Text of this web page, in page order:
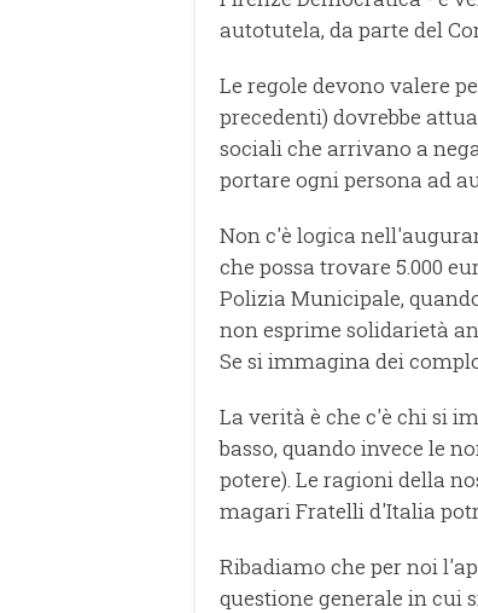
autotutela, da parte del
Le regole devono valere
precedenti) dovrebbe
sociali che arrivano a
portare ogni persona ad
Non c'è logica
che possa trovare 5.000
Polizia Municipale,
non esprime solidarietà
Se si immagina dei
La verità è che c'è chi si
basso, quando invece le
potere). Le ragioni della
magari Fratelli d'Italia
Ribadiamo che per noi
questione generale in cui